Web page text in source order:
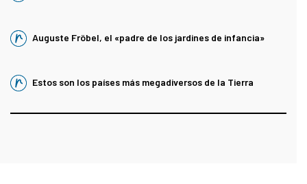
Auguste Fröbel, el «padre de los jardines de infancia»
Estos son los países más megadiversos de la Tierra